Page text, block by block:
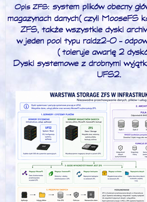
Opis ZFS: system plików obecny
magazynach danych (czyli MooseFS
ZFS, także wszystkie dyski
w jeden pool typu raidz2-0 –
(toleruje awarię 2
Dyski systemowe z drobnymi
UFS2.